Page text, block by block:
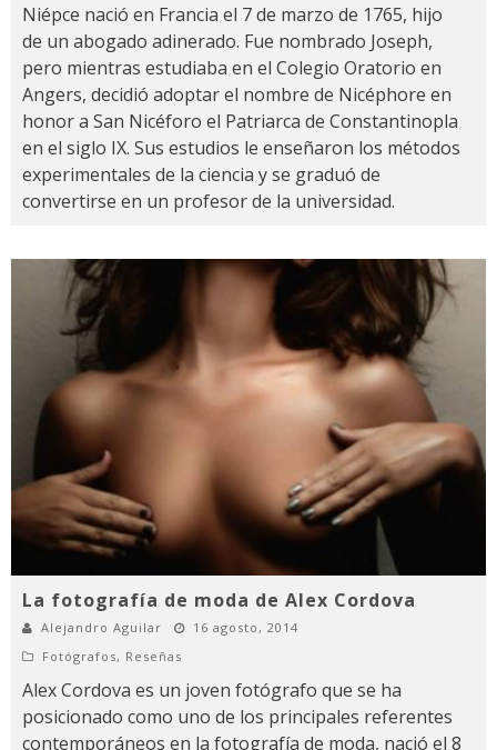
Niépce nació en Francia el 7 de marzo de 1765, hijo
de un abogado adinerado. Fue nombrado Joseph,
pero mientras estudiaba en el Colegio Oratorio en
Angers, decidió adoptar el nombre de Nicéphore en
honor a San Nicéforo el Patriarca de Constantinopla
en el siglo IX. Sus estudios le enseñaron los métodos
experimentales de la ciencia y se graduó de
convertirse en un profesor de la universidad.
La fotografía de moda de Alex Cordova
Alejandro Aguilar
16 agosto, 2014
Fotógrafos, Reseñas
Alex Cordova es un joven fotógrafo que se ha
posicionado como uno de los principales referentes
contemporáneos en la fotografía de moda, nació el 8